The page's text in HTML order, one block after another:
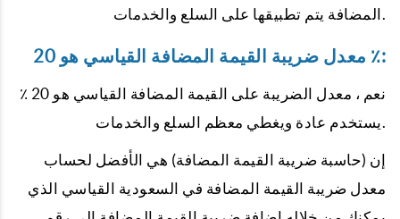
المضافة يتم تطبيقها على السلع والخدمات.
معدل ضريبة القيمة المضافة القياسي هو 20 ٪:
نعم ، معدل الضريبة على القيمة المضافة القياسي هو 20 ٪
يستخدم عادة ويغطي معظم السلع والخدمات.
إن (حاسبة ضريبة القيمة المضافة) هي الأفضل لحساب
معدل ضريبة القيمة المضافة في السعودية القياسي الذي